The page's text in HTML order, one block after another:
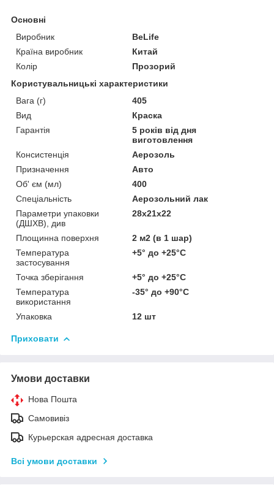
Основні
Виробник
BeLife
Країна виробник
Китай
Колір
Прозорий
Користувальницькі характеристики
Вага (г)
405
Вид
Краска
Гарантія
5 років від дня
виготовлення
Консистенція
Аерозоль
Призначення
Авто
Об' єм (мл)
400
Спеціальність
Аерозольний лак
Параметри упаковки
(ДШХВ), див
28х21х22
Площинна поверхня
2 м2 (в 1 шар)
Температура
застосування
+5° до +25°С
Точка зберігання
+5° до +25°С
Температура
використання
-35° до +90°С
Упаковка 12 шт
Приховати
Умови доставки
Нова Пошта
Самовивіз
Курьерская адресная доставка
Всі умови доставки